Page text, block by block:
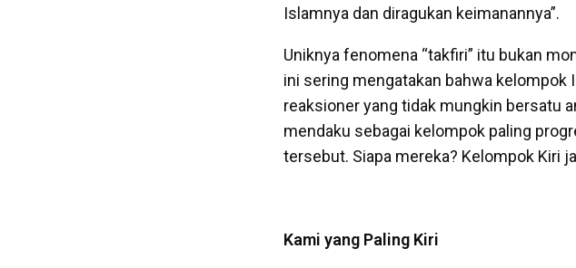
Islamnya dan diragukan keimanannya”.
Uniknya fenomena “takfiri” itu bukan
ini sering mengatakan bahwa
reaksioner yang tidak mungkin bersatu
mendaku sebagai kelompok paling
tersebut. Siapa mereka? Kelompok Kiri
Kami yang Paling Kiri